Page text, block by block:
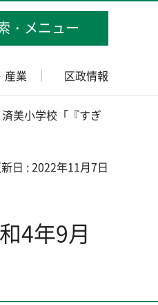
・メニュー
産業 区政情報
美小学校「『すぎ
日 : 2022年11月7日
4年9月